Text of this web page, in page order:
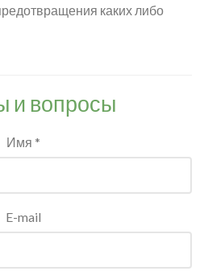
каких либо
и вопросы
Имя *
E-mail